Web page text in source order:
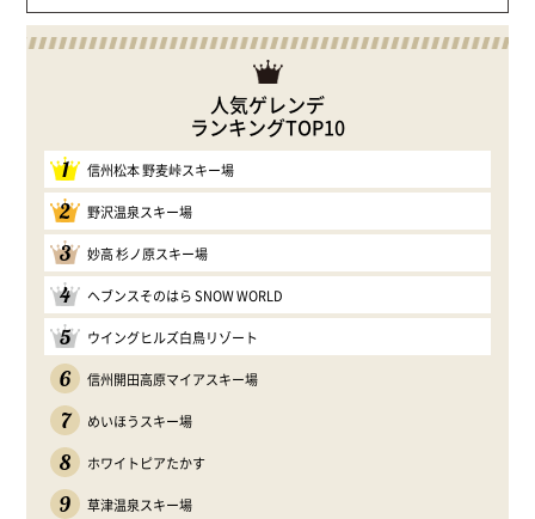
人気ゲレンデ
ランキングTOP10
1 信州松本 野麦峠スキー場
2 野沢温泉スキー場
3 妙高 杉ノ原スキー場
4 ヘブンスそのはら SNOW WORLD
5 ウイングヒルズ白鳥リゾート
6 信州開田高原マイアスキー場
7 めいほうスキー場
8 ホワイトピアたかす
9 草津温泉スキー場